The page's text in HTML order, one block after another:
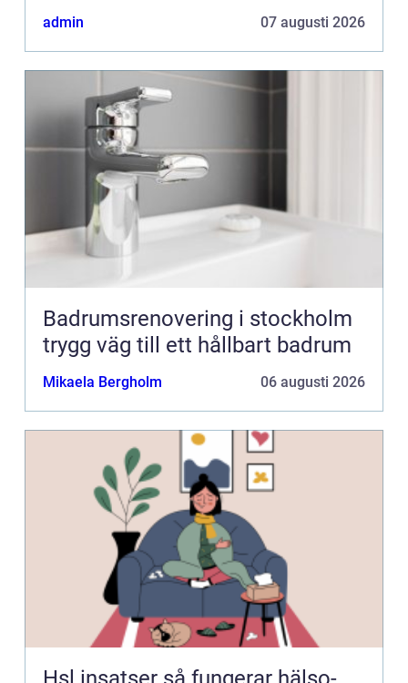
admin 07 augusti 2026
Badrumsrenovering i stockholm
trygg väg till ett hållbart badrum
Mikaela Bergholm 06 augusti 2026